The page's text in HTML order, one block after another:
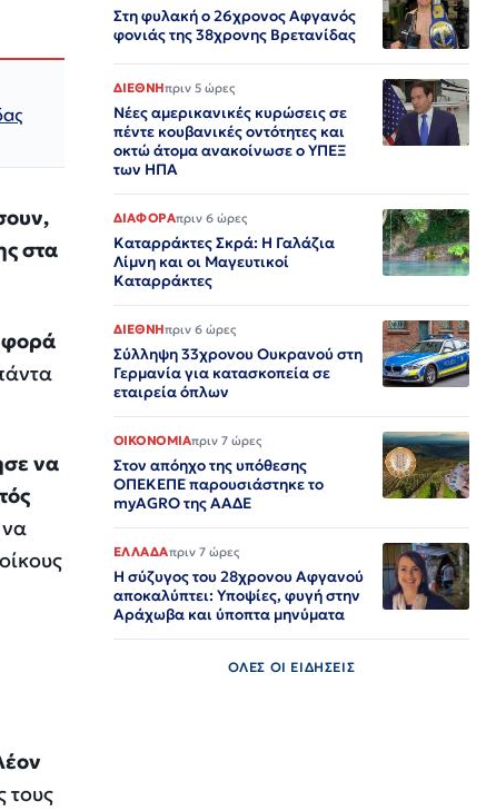
στα
φορά
να
να
τους
Στη φυλακή ο 26χρονος Αφγανός
φονιάς της 38χρονης Βρετανίδας
ΔΙΕΘΝΗπριν 5 ώρες
Νέες αμερικανικές κυρώσεις σε
πέντε κουβανικές οντότητες και
οκτώ άτομα ανακοίνωσε ο ΥΠΕΞ
των ΗΠΑ
ΔΙΑΦΟΡΑπριν 6 ώρες
Καταρράκτες Σκρά: Η Γαλάζια
Λίμνη και οι Μαγευτικοί
Καταρράκτες
ΔΙΕΘΝΗπριν 6 ώρες
Σύλληψη 33χρονου Ουκρανού στη
Γερμανία για κατασκοπεία σε
εταιρεία όπλων
ΟΙΚΟΝΟΜΙΑπριν 7 ώρες
Στον απόηχο της υπόθεσης
ΟΠΕΚΕΠΕ παρουσιάστηκε το
myAGRO της ΑΑΔΕ
ΕΛΛΑΔΑπριν 7 ώρες
Η σύζυγος του 28χρονου Αφγανού
αποκαλύπτει: Υποψίες, φυγή στην
Αράχωβα και ύποπτα μηνύματα
ΟΛΕΣ ΟΙ ΕΙΔΗΣΕΙΣ